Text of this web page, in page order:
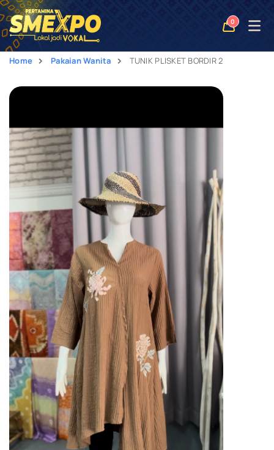
0
Open
Home Pakaian Wanita TUNIK PLISKET BORDIR 2